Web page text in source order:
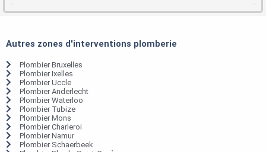
Autres zones d'interventions plomberie
Plombier Bruxelles
Plombier Ixelles
Plombier Uccle
Plombier Anderlecht
Plombier Waterloo
Plombier Tubize
Plombier Mons
Plombier Charleroi
Plombier Namur
Plombier Schaerbeek